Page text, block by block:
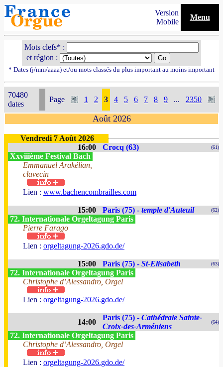
Version
Mobile
Menu
Mots clefs* :
et région :
* Dates (j/mm/aaaa) et/ou mots classés du plus important au moins important
70480
dates
Page 1 2 3 4 5 6 7 8 9 ... 2350
Août 2026
Vendredi 7 Août 2026
16:00
Crocq (63) (61)
Xxviiième Festival Bach
Emmanuel Arakélian,
clavecin
Lien : www.bachencombrailles.com
15:00 Paris (75) - temple d'Auteuil (62)
72. Internationale Orgeltagung Paris
Pierre Farago
Lien : orgeltagung-2026.gdo.de/
15:00 Paris (75) - St-Elisabeth (63)
72. Internationale Orgeltagung Paris
Christophe d’Alessandro, Orgel
Lien : orgeltagung-2026.gdo.de/
14:00
Paris (75) - Cathédrale Sainte-
Croix-des-Arméniens
(64)
72. Internationale Orgeltagung Paris
Christophe d’Alessandro, Orgel
Lien : orgeltagung-2026.gdo.de/